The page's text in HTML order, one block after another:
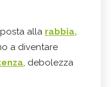
alla rabbia,
a diventare
, debolezza